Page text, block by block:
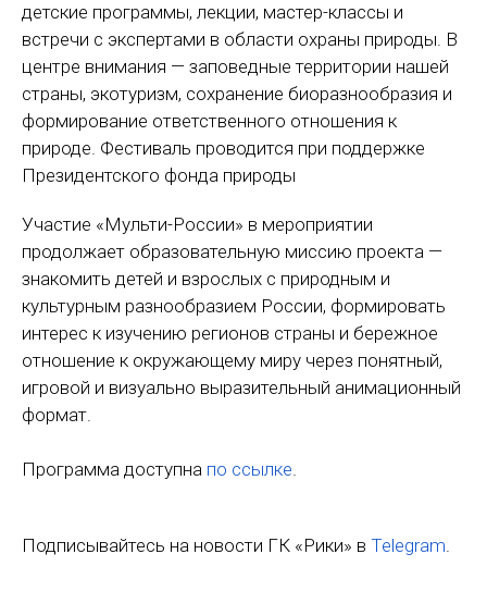
детские программы, лекции, мастер-классы и
встречи с экспертами в области охраны природы. В
центре внимания — заповедные территории нашей
страны, экотуризм, сохранение биоразнообразия и
формирование ответственного отношения к
природе. Фестиваль проводится при поддержке
Президентского фонда природы
Участие «Мульти-России» в мероприятии
продолжает образовательную миссию проекта —
знакомить детей и взрослых с природным и
культурным разнообразием России, формировать
интерес к изучению регионов страны и бережное
отношение к окружающему миру через понятный,
игровой и визуально выразительный анимационный
формат.
Программа доступна по ссылке.
Подписывайтесь на новости ГК «Рики» в Telegram.